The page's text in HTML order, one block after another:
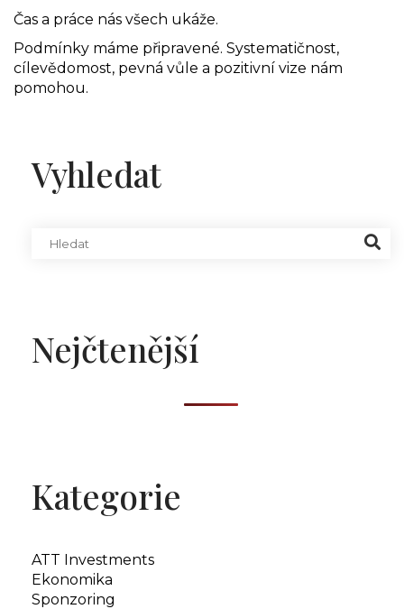
Čas a práce nás všech ukáže.
Podmínky máme připravené. Systematičnost,
cílevědomost, pevná vůle a pozitivní vize nám
pomohou.
Vyhledat
Nejčtenější
Kategorie
ATT Investments
Ekonomika
Sponzoring